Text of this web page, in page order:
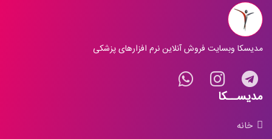
مدیسکا وبسایت فروش آنلاین نرم افزارهای پزشکی
مدیســکا
خانه